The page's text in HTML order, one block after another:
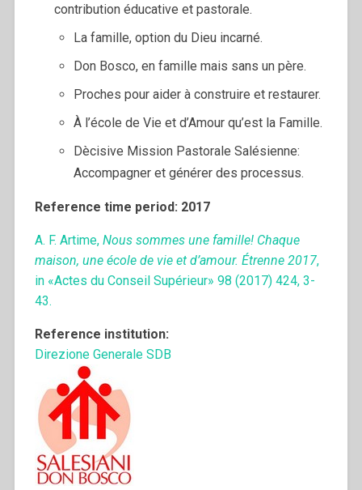
contribution éducative et pastorale.
La famille, option du Dieu incarné.
Don Bosco, en famille mais sans un père.
Proches pour aider à construire et restaurer.
À l’école de Vie et d’Amour qu’est la Famille.
Dècisive Mission Pastorale Salésienne:
Accompagner et générer des processus.
Reference time period: 2017
A. F. Artime,Nous sommes une famille! Chaque
maison, une école de vie et d’amour. Étrenne 2017,
in «Actes du Conseil Supérieur» 98 (2017) 424, 3-
43.
Reference institution:
Direzione Generale SDB